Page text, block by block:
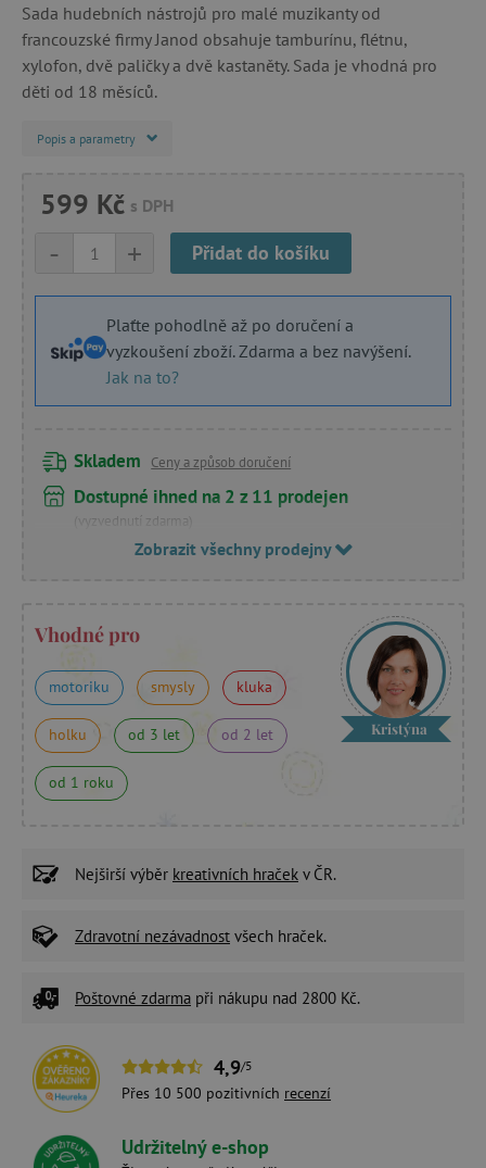
Sada hudebních nástrojů pro malé muzikanty od
francouzské firmy Janod obsahuje tamburínu, flétnu,
xylofon, dvě paličky a dvě kastaněty. Sada je vhodná pro
děti od 18 měsíců.
Popis a parametry
599 Kč s DPH
+
- Přidat do košíku
Plaťte pohodlně až po doručení a
vyzkoušení zboží. Zdarma a bez navýšení.
Jak na to?
Skladem Ceny a způsob doručení
Dostupné ihned na 2 z 11 prodejen
(vyzvednutí zdarma)
Zobrazit všechny prodejny
Vhodné pro
motoriku smysly kluka
holku od 3 let od 2 let
od 1 roku
Kristýna
Nejširší výběr kreativních hraček v ČR.
Zdravotní nezávadnost všech hraček.
Poštovné zdarma při nákupu nad 2800 Kč.
4,9/5
Přes 10 500 pozitivních recenzí
Udržitelný e-shop